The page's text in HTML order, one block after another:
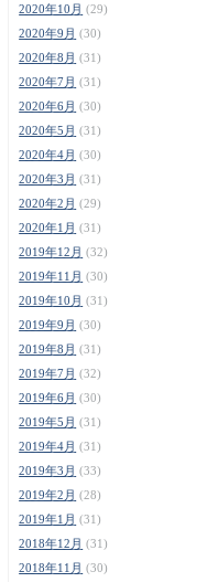
2020年10月 (29)
2020年9月 (30)
2020年8月 (31)
2020年7月 (31)
2020年6月 (30)
2020年5月 (31)
2020年4月 (30)
2020年3月 (31)
2020年2月 (29)
2020年1月 (31)
2019年12月 (32)
2019年11月 (30)
2019年10月 (31)
2019年9月 (30)
2019年8月 (31)
2019年7月 (32)
2019年6月 (30)
2019年5月 (31)
2019年4月 (31)
2019年3月 (33)
2019年2月 (28)
2019年1月 (31)
2018年12月 (31)
2018年11月 (30)